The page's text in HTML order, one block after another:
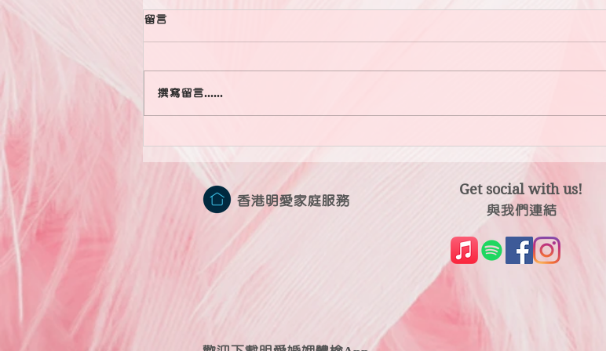
而壓垮，而是堆積了海量的雞毛
與蒜皮造成的慢性關係勞損。
為「儀式感」而開心？
留言
撰寫留言......
香港明愛家庭服務
Get social with us!
​​與我們連結